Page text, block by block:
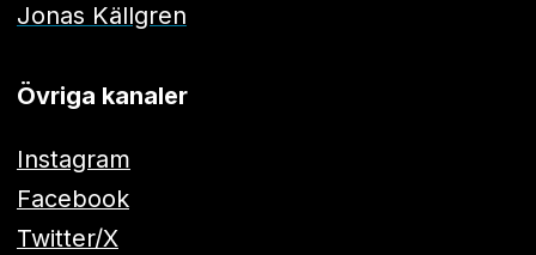
Jonas Källgren
Övriga kanaler
Instagram
Facebook
Twitter/X